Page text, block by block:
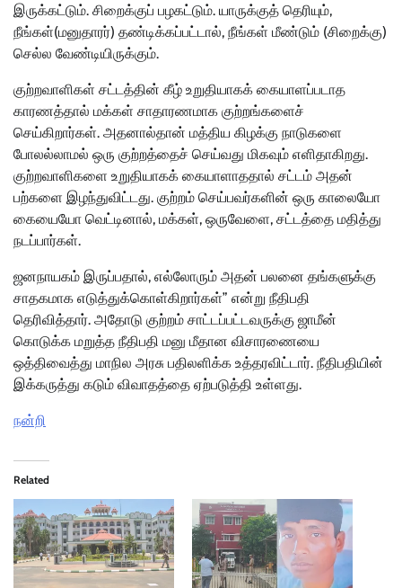
இருக்கட்டும். சிறைக்குப் பழகட்டும். யாருக்குத் தெரியும்,
நீங்கள்(மனுதாரர்) தண்டிக்கப்பட்டால், நீங்கள் மீண்டும் (சிறைக்கு)
செல்ல வேண்டியிருக்கும்.
குற்றவாளிகள் சட்டத்தின் கீழ் உறுதியாகக் கையாளப்படாத
காரணத்தால் மக்கள் சாதாரணமாக குற்றங்களைச்
செய்கிறார்கள். அதனால்தான் மத்திய கிழக்கு நாடுகளை
போலல்லாமல் ஒரு குற்றத்தைச் செய்வது மிகவும் எளிதாகிறது.
குற்றவாளிகளை உறுதியாகக் கையாளாததால் சட்டம் அதன்
பற்களை இழந்துவிட்டது. குற்றம் செய்பவர்களின் ஒரு காலையோ
கையையோ வெட்டினால், மக்கள், ஒருவேளை, சட்டத்தை மதித்து
நடப்பார்கள்.
ஜனநாயகம் இருப்பதால், எல்லோரும் அதன் பலனை தங்களுக்கு
சாதகமாக எடுத்துக்கொள்கிறார்கள்” என்று நீதிபதி
தெரிவித்தார். அதோடு குற்றம் சாட்டப்பட்டவருக்கு ஜாமீன்
கொடுக்க மறுத்த நீதிபதி மனு மீதான விசாரணையை
ஒத்திவைத்து மாநில அரசு பதிலளிக்க உத்தரவிட்டார். நீதிபதியின்
இக்கருத்து கடும் விவாதத்தை ஏற்படுத்தி உள்ளது.
நன்றி
Related